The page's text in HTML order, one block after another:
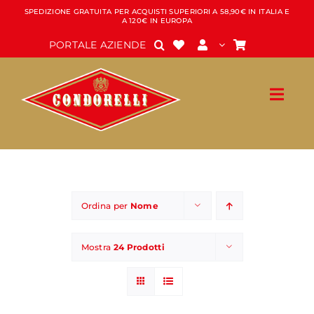
Salta
contenuto
SPEDIZIONE GRATUITA PER ACQUISTI SUPERIORI A 58,90€ IN ITALIA E
A 120€ IN EUROPA
PORTALE AZIENDE
Ordina per Nome
Mostra 24 Prodotti